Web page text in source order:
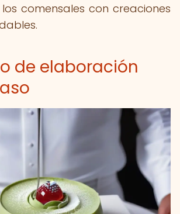
comensales con creaciones
de elaboración